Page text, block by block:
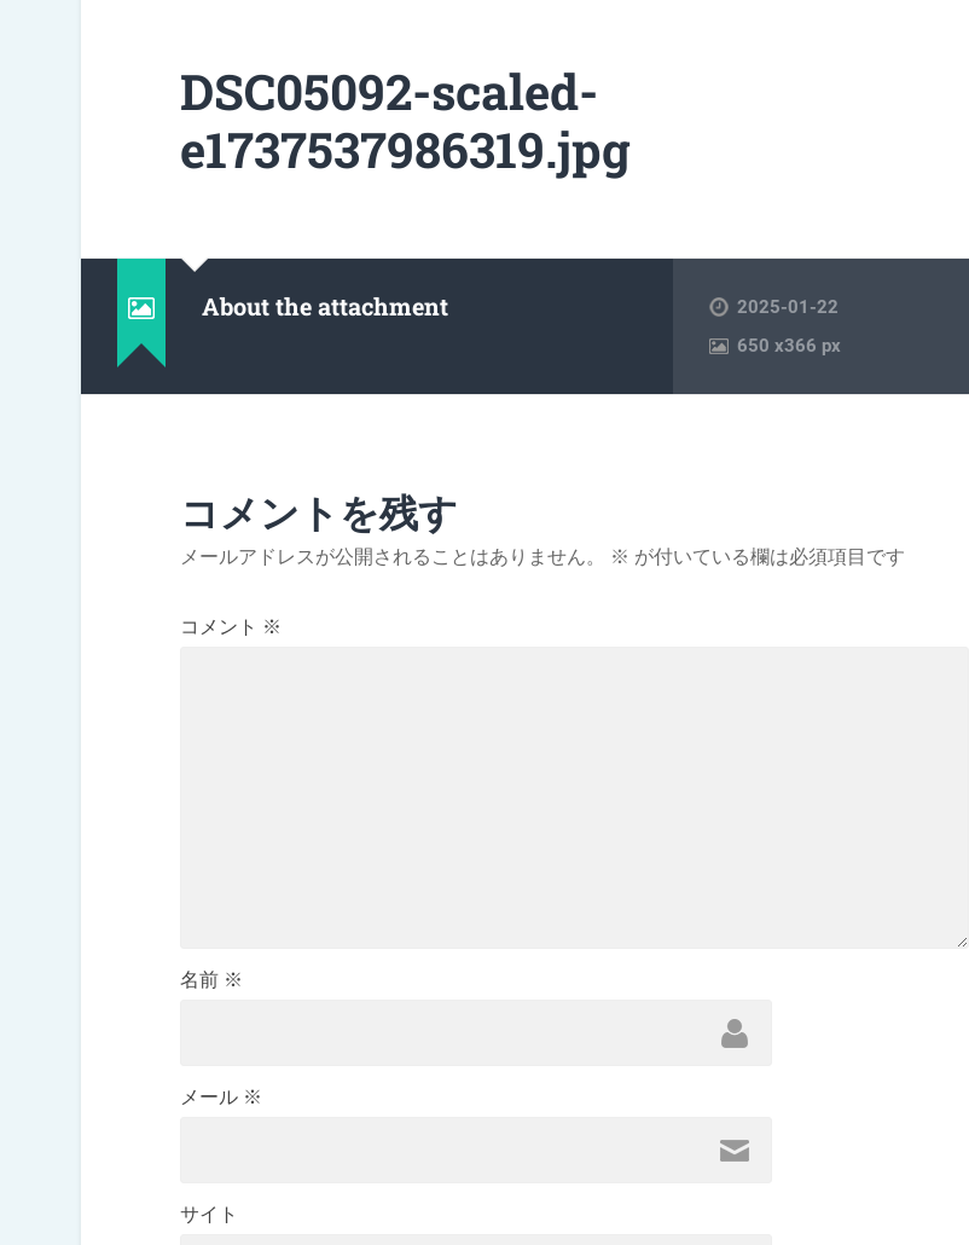
DSC05092-scaled-
e1737537986319.jpg
About the attachment
2025-01-22
650x366 px
コメントを残す
メールアドレスが公開されることはありません。 ※ が付いている欄は必須項目です
コメント ※
名前 ※
メール ※
サイト